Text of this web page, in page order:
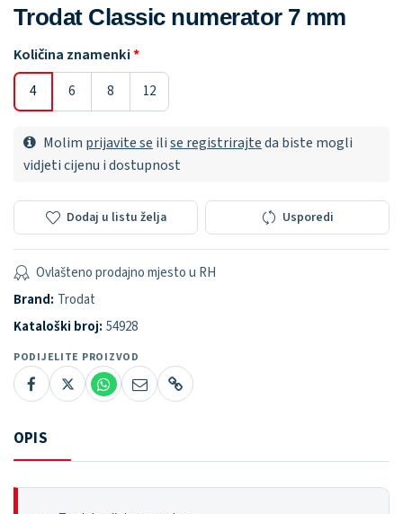
Trodat Classic numerator 7 mm
Količina znamenki
4 6 8 12
Molim prijavite se ilise registrirajteda biste mogli
vidjeti cijenu i dostupnost
Dodaj u listu želja Usporedi
Ovlašteno prodajno mjesto u RH
Brand: Trodat
Kataloški broj: 54928
PODIJELITE PROIZVOD
OPIS